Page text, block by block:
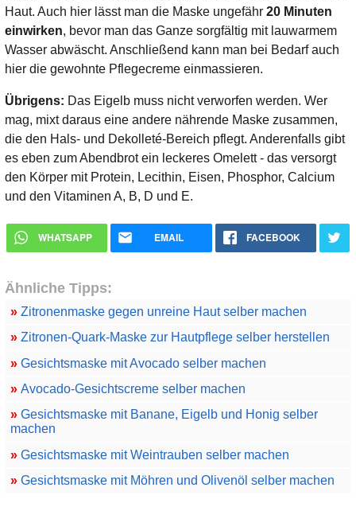
Haut. Auch hier lässt man die Maske ungefähr20 Minuten
einwirken, bevor man das Ganze sorgfältig mit lauwarmem
Wasser abwäscht. Anschließend kann man bei Bedarf auch
hier die gewohnte Pflegecreme einmassieren.
Übrigens: Das Eigelb muss nicht verworfen werden. Wer
mag, mixt daraus eine andere nährende Maske zusammen,
die den Hals- und Dekolleté-Bereich pflegt. Anderenfalls gibt
es eben zum Abendbrot ein leckeres Omelett - das versorgt
den Körper mit Protein, Lecithin, Eisen, Phosphor, Calcium
und den Vitaminen A, B, D und E.
WHATSAPP EMAIL FACEBOOK
Ähnliche Tipps:
»Zitronenmaske gegen unreine Haut selber machen
»Zitronen-Quark-Maske zur Hautpflege selber herstellen
»Gesichtsmaske mit Avocado selber machen
»Avocado-Gesichtscreme selber machen
»Gesichtsmaske mit Banane, Eigelb und Honig selber
machen
»Gesichtsmaske mit Weintrauben selber machen
»Gesichtsmaske mit Möhren und Olivenöl selber machen